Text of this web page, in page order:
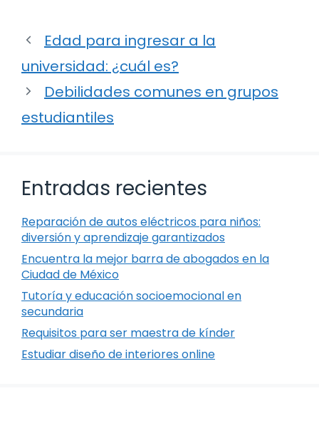
Edad para ingresar a la
universidad: ¿cuál es?
Debilidades comunes en grupos
estudiantiles
Entradas recientes
Reparación de autos eléctricos para niños:
diversión y aprendizaje garantizados
Encuentra la mejor barra de abogados en la
Ciudad de México
Tutoría y educación socioemocional en
secundaria
Requisitos para ser maestra de kínder
Estudiar diseño de interiores online